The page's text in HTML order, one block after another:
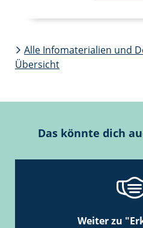
Alle Infomaterialien und
Übersicht
Das könnte dich
Weiter zu